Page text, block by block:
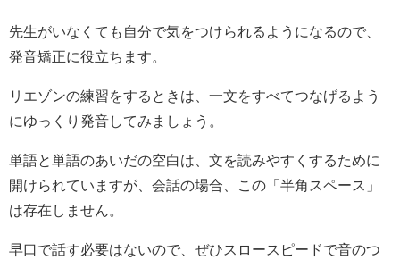
先生がいなくても自分で気をつけられるようになるので、
発音矯正に役立ちます。
リエゾンの練習をするときは、一文をすべてつなげるよう
にゆっくり発音してみましょう。
単語と単語のあいだの空白は、文を読みやすくするために
開けられていますが、会話の場合、この「半角スペース」
は存在しません。
早口で話す必要はないので、ぜひスロースピードで音のつ